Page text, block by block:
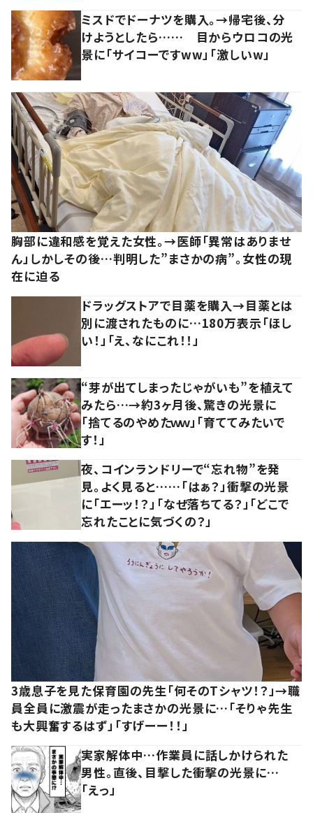
ミスドでドーナツを購入。→帰宅後、分
けようとしたら…… 目からウロコの光
景に「サイコーですww」「激しいw」
胸部に違和感を覚えた女性。→医師「異常はありませ
ん」しかしその後…判明した”まさかの病”。女性の現
在に迫る
ドラッグストアで目薬を購入→目薬とは
別に渡されたものに…180万表示「ほし
い！」「え、なにこれ！！」
“芽が出てしまったじゃがいも”を植えて
みたら…→約3ヶ月後、驚きの光景に
「捨てるのやめたｗｗ」「育ててみたいで
す！」
夜、コインランドリーで“忘れ物”を発
見。よく見ると……「はぁ？」衝撃の光景
に「エーッ！？」「なぜ落ちてる？」「どこで
忘れたことに気づくの？」
3歳息子を見た保育園の先生「何そのTシャツ！？」→職
員全員に激震が走ったまさかの光景に…「そりゃ先生
も大興奮するはず」「すげーー！！」
実家解体中…作業員に話しかけられた
男性。直後、目撃した衝撃の光景に…
「えっ」